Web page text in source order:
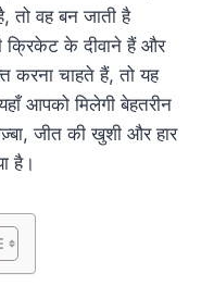
तो वह बन जाती है
के दीवाने हैं और
करना चाहते हैं, तो यह
आपको मिलेगी बेहतरीन
जीत की खुशी और हार
है।